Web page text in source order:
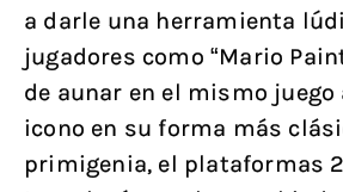
a darle una herramienta
jugadores como “Mario
de aunar en el mismo juego
icono en su forma más
primigenia, el plataformas